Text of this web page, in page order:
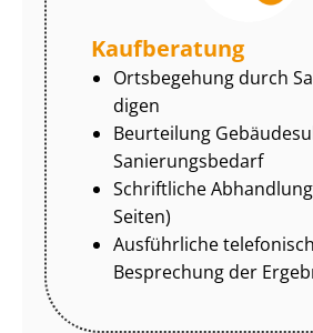
Kaufberatung
Ortsbegehung durch
di­gen
Beurteilung
Sa­nie­rungs­be­darf
Schriftliche
Seiten)
Ausführliche
Besprechung der